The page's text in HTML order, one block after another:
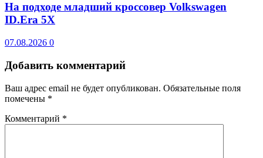
На подходе младший кроссовер Volkswagen
ID.Era 5X
07.08.2026 0
Добавить комментарий
Ваш адрес email не будет опубликован. Обязательные поля
помечены *
Комментарий *